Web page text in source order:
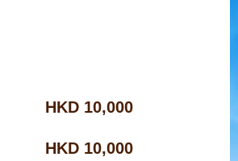
​HKD 10,000
​HKD 10,000